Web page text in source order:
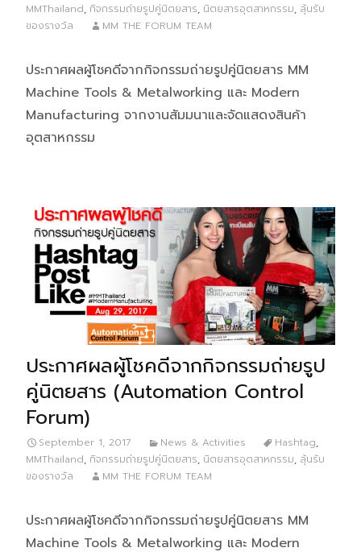
MMThailand กิจกรรมถ่ายรูปคู่นิตยสาร นิตยสารอุตสาหกรรม ลุ้นรับ
ของรางวัล
MM THE FORUM TEAM
ประกาศผลผู้โชคดีจากกิจกรรมถ่ายรูปคู่นิตยสาร MM
Machine Tools & Metalworking และ Modern
Manufacturing จากงานสัมมนาและจัดแสดงสินค้า
อุตสาหกรรม
ประกาศผลผู้โชคดีจากกิจกรรมถ่ายรูป
คู่นิตยสาร (Automation Control
Forum)
September 1, 2017 News & Activities Hashtag,
MMThailand, กิจกรรมถ่ายรูปคู่นิตยสาร, นิตยสารอุตสาหกรรม, ลุ้นรับ
ของรางวัล
MM THE FORUM TEAM
ประกาศผลผู้โชคดีจากกิจกรรมถ่ายรูปคู่นิตยสาร MM
Machine Tools & Metalworking และ Modern